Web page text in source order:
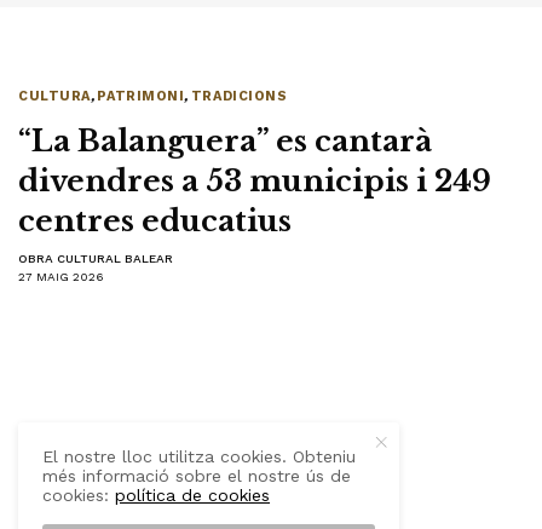
CULTURA, PATRIMONI, TRADICIONS
“La Balanguera” es cantarà
divendres a 53 municipis i 249
centres educatius
OBRA CULTURAL BALEAR
27 MAIG 2026
El nostre lloc utilitza cookies. Obteniu
més informació sobre el nostre ús de
cookies:política de cookies